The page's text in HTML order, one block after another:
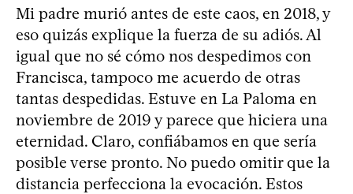
Mi padre murió antes de este caos, en 2018, y
eso quizás explique la fuerza de su adiós. Al
igual que no sé cómo nos despedimos con
Francisca, tampoco me acuerdo de otras
tantas despedidas. Estuve en La Paloma en
noviembre de 2019 y parece que hiciera una
eternidad. Claro, confiábamos en que sería
posible verse pronto. No puedo omitir que la
distancia perfecciona la evocación. Estos